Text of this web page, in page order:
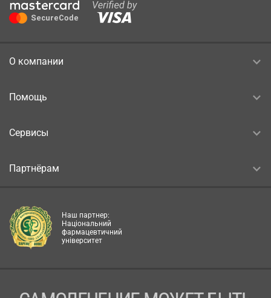
О компании
Помощь
Сервисы
Партнёрам
Наш партнер:
Національний
фармацевтичний
університет